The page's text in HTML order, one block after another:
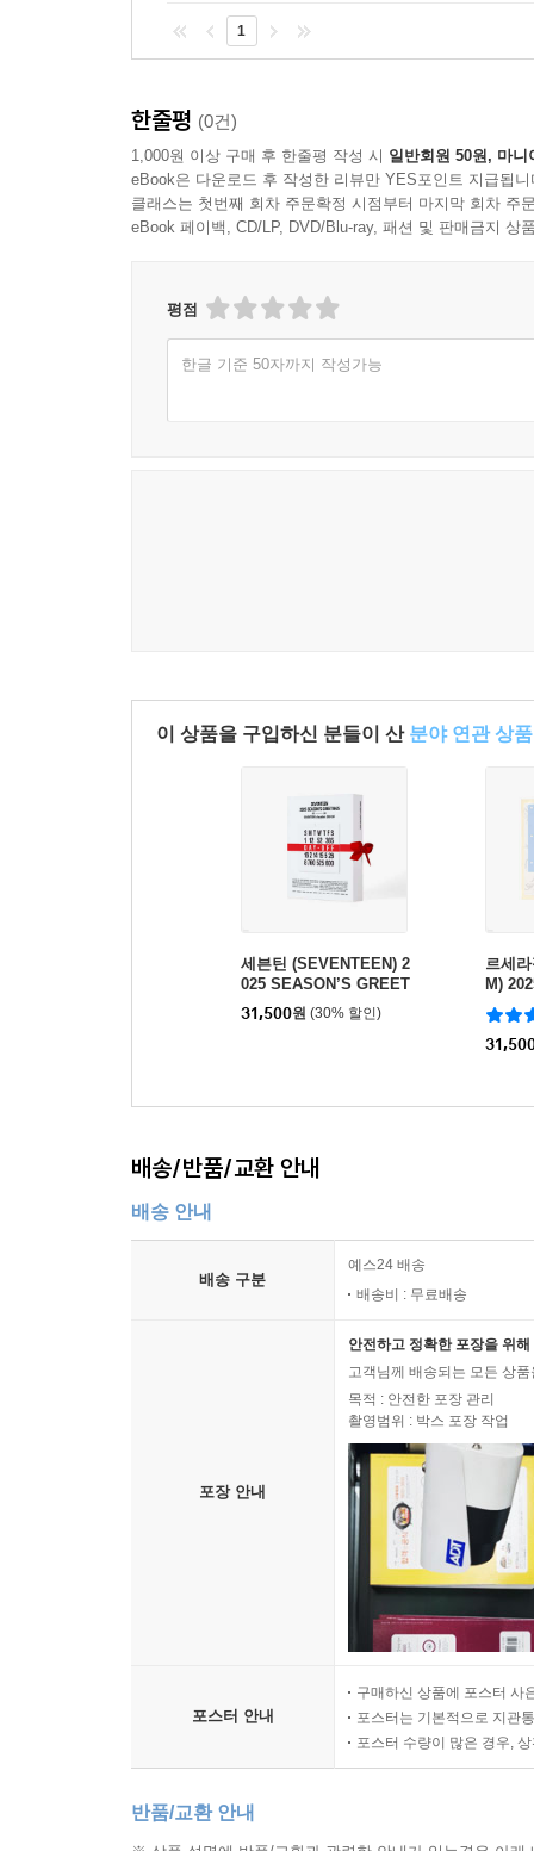
1
한줄평 (0건)
1,000원 이상 구매 후 한줄평 작성 시 일반회원 50원, 마니
eBook은 다운로드 후 작성한 리뷰만 YES포인트 지급됩니
클래스는 첫번째 회차 주문확정 시점부터 마지막 회차 주
eBook 페이백, CD/LP, DVD/Blu-ray, 패션 및 판매금지 상
평점
한글 기준 50자까지 작성가능
이 상품을 구입하신 분들이 산 분야 연관 상품
세븐틴 (SEVENTEEN) 2
025 SEASON’S GREET
INGS
31,500원 (30% 할인)
르세
M)
배송/반품/교환 안내
배송 안내
배송 구분
예스24 배송
배송비 : 무료배송
포장 안내
안전하고 정확한 포장을 위
고객님께 배송되는 모든 상
목적 : 안전한 포장 관리
촬영범위 : 박스 포장 작업
포스터 안내
구매하신 상품에 포스터 사
포스터는 기본적으로 지관
포스터 수량이 많은 경우,
반품/교환 안내